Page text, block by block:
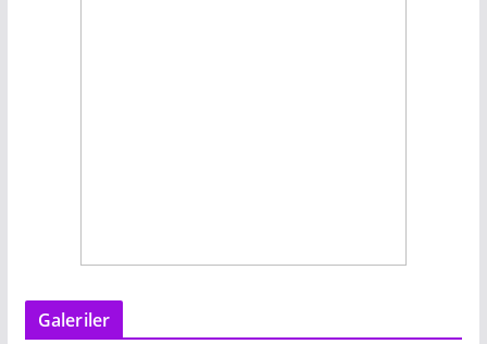
Galeriler